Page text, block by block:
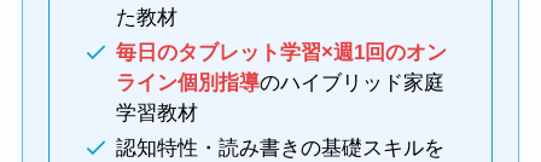
た教材
毎日のタブレット学習×週1回のオン
ライン個別指導のハイブリッド家庭
学習教材
認知特性・読み書きの基礎スキルを